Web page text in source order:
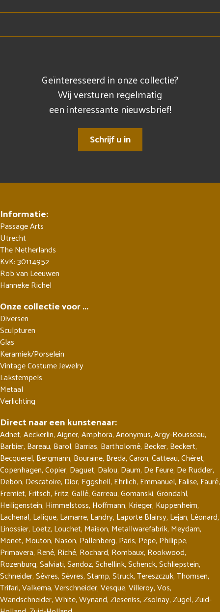
Geïnteresseerd in onze collectie?
Wij versturen regelmatig
een interessante nieuwsbrief!
Schrijf u in
Informatie:
Passage Arts
Utrecht
The Netherlands
KvK: 30114952
Rob van Leeuwen
Hanneke Richel
Onze collectie voor ...
Diversen
Sculpturen
Glas
Keramiek/Porselein
Vintage Costume Jewelry
Lakstempels
Metaal
Verlichting
Direct naar een kunstenaar:
Adnet,Aeckerlin,Aigner,Amphora,Anonymus,Argy-Rousseau,
Barbier, Bareau, Barol, Barrias, Bartholomé, Becker, Beckert,
Becquerel, Bergmann, Bouraine, Breda,Caron,Catteau,Chéret,
Copenhagen,Copier, Daguet, Dalou, Daum, De Feure, De Rudder,
Debon, Descatoire, Dior, Eggshell, Ehrlich, Emmanuel, Falise, Fauré,
Fremiet, Fritsch, Fritz,Gallé,Garreau,Gomanski,Gröndahl,
Heiligenstein, Himmelstoss, Hoffmann, Krieger, Kuppenheim,
Lachenal, Lalique, Lamarre, Landry, Laporte Blairsy, Lejan, Léonard,
Linossier, Loetz, Louchet, Maison, Metallwarefabrik, Meydam,
Monet, Mouton, Nason, Pallenberg, Paris, Pepe, Philippe,
Primavera, René, Riché, Rochard, Rombaux, Rookwood,
Rozenburg,Salviati,Sandoz,Schellink,Schenck,Schliepstein,
Schneider,Sèvres,Sèvres,Stamp,Struck,Tereszczuk,Thomsen,
Trifari,Valkema,Verschneider,Vesque,Villeroy,Vos,
Wandschneider,White,Wynand,Zieseniss,Zsolnay,Zügel,Zuid-